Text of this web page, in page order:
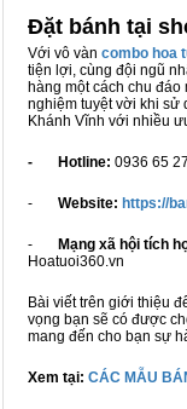
Đặt bánh tại
Với vô vàn combo hoa
tiện lợi, cùng đội ngũ
hàng một cách chu đáo
nghiệm tuyệt vời khi sử
Khánh Vĩnh với nhiều
- Hotline: 0936 65
- Website: https://
- Mạng xã hội tích
Hoatuoi360.vn
Bài viết trên giới thiệu
vọng bạn sẽ có được
mang đến cho bạn sự
Xem tại: CÁC MẪU